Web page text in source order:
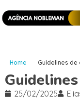
Home Guidelines
25/02/2025